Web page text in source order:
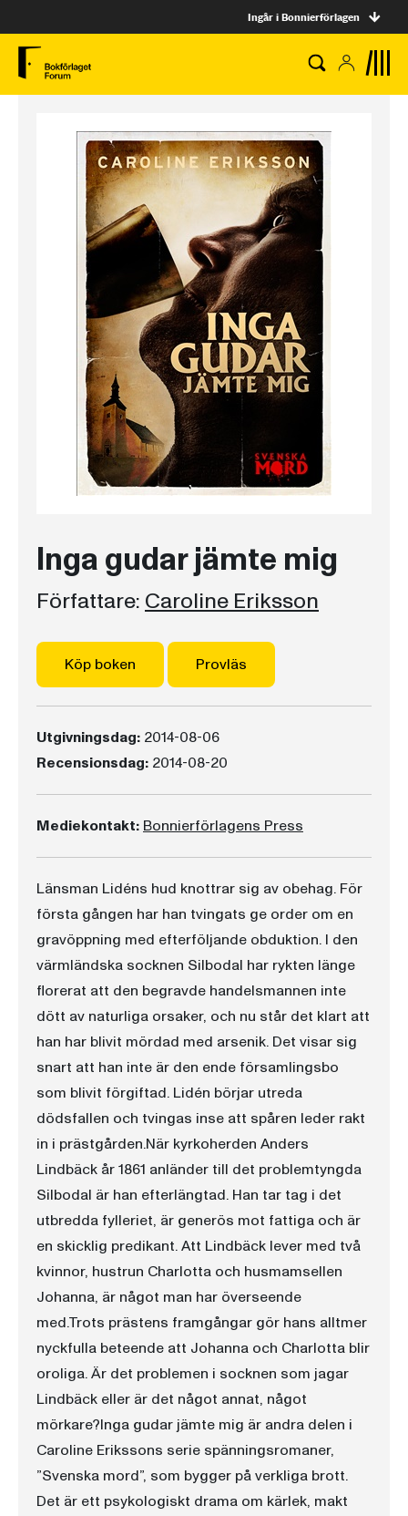
Ingår i Bonnierförlagen
Inga gudar jämte mig
Författare: Caroline Eriksson
Köp boken Provläs
Utgivningsdag: 2014-08-06
Recensionsdag: 2014-08-20
Mediekontakt: Bonnierförlagens Press
Länsman Lidéns hud knottrar sig av obehag. För
första gången har han tvingats ge order om en
gravöppning med efterföljande obduktion. I den
värmländska socknen Silbodal har rykten länge
florerat att den begravde handelsmannen inte
dött av naturliga orsaker, och nu står det klart att
han har blivit mördad med arsenik. Det visar sig
snart att han inte är den ende församlingsbo
som blivit förgiftad. Lidén börjar utreda
dödsfallen och tvingas inse att spåren leder rakt
in i prästgården.När kyrkoherden Anders
Lindbäck år 1861 anländer till det problemtyngda
Silbodal är han efterlängtad. Han tar tag i det
utbredda fylleriet, är generös mot fattiga och är
en skicklig predikant. Att Lindbäck lever med två
kvinnor, hustrun Charlotta och husmamsellen
Johanna, är något man har överseende
med.Trots prästens framgångar gör hans alltmer
nyckfulla beteende att Johanna och Charlotta blir
oroliga. Är det problemen i socknen som jagar
Lindbäck eller är det något annat, något
mörkare?Inga gudar jämte mig är andra delen i
Caroline Erikssons serie spänningsromaner,
”Svenska mord”, som bygger på verkliga brott.
Det är ett psykologiskt drama om kärlek, makt